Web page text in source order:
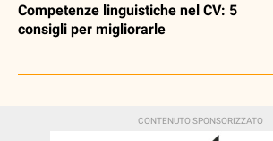
Competenze linguistiche nel CV: 5
consigli per migliorarle